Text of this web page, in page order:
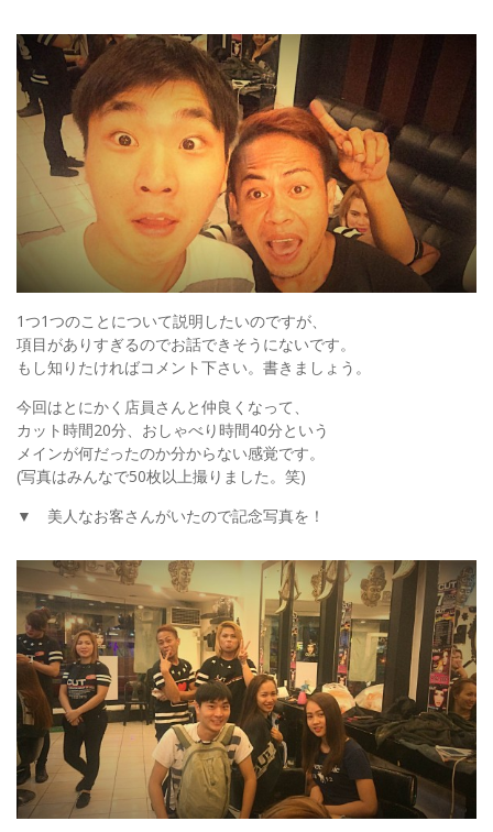
1つ1つのことについて説明したいのですが、
項目がありすぎるのでお話できそうにないです。
もし知りたければコメント下さい。書きましょう。
今回はとにかく店員さんと仲良くなって、
カット時間20分、おしゃべり時間40分という
メインが何だったのか分からない感覚です。
(写真はみんなで50枚以上撮りました。笑)
▼ 美人なお客さんがいたので記念写真を！